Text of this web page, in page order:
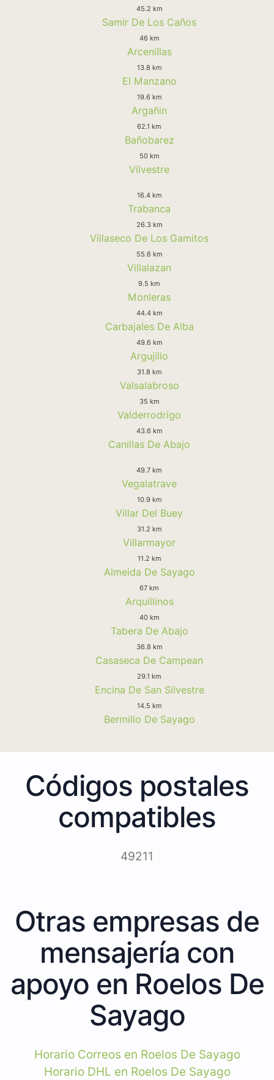
45.2 km
Samir De Los Caños
46 km
Arcenillas
13.8 km
El Manzano
19.6 km
Argañin
62.1 km
Bañobarez
50 km
Vilvestre
16.4 km
Trabanca
26.3 km
Villaseco De Los Gamitos
55.6 km
Villalazan
9.5 km
Monleras
44.4 km
Carbajales De Alba
49.6 km
Argujillo
31.8 km
Valsalabroso
35 km
Valderrodrigo
43.6 km
Canillas De Abajo
49.7 km
Vegalatrave
10.9 km
Villar Del Buey
31.2 km
Villarmayor
11.2 km
Almeida De Sayago
67 km
Arquillinos
40 km
Tabera De Abajo
36.8 km
Casaseca De Campean
29.1 km
Encina De San Silvestre
14.5 km
Bermillo De Sayago
Códigos postales
compatibles
49211
Otras empresas de
mensajería con
apoyo en Roelos De
Sayago
Horario Correos en Roelos De Sayago
Horario DHL en Roelos De Sayago